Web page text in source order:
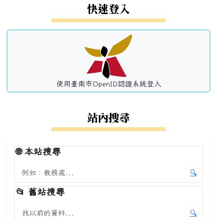
快速登入
使用臺南市OpenID認證系統登入
站內搜尋
🌐本站搜尋
搜尋本站內容
🔍
開始本
📂 舊站搜尋
搜尋舊站內容
🔍